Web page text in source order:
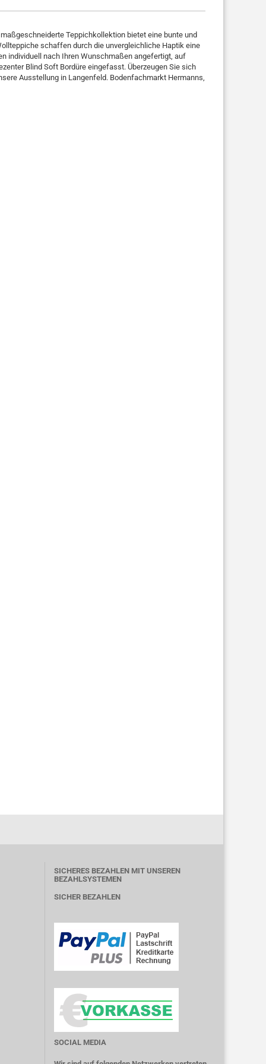
Teppichkollektion bietet eine bunte und
schaffen durch die unvergleichliche Haptik eine
individuell nach Ihren Wunschmaßen angefertigt, auf
Blind Soft Bordüre eingefasst. Überzeugen Sie sich
Ausstellung in Langenfeld. Bodenfachmarkt Hermanns,
SICHERES BEZAHLEN MIT UNSEREN
BEZAHLSYSTEMEN
SICHER BEZAHLEN
SOCIAL MEDIA